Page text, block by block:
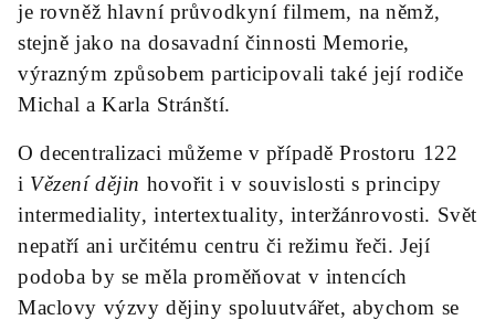
je rovněž hlavní průvodkyní filmem, na němž,
stejně jako na dosavadní činnosti Memorie,
výrazným způsobem participovali také její rodiče
Michal a Karla Stránští.
O decentralizaci můžeme v případě Prostoru 122
i Vězení dějin hovořit i v souvislosti s principy
intermediality, intertextuality, interžánrovosti. Svět
nepatří ani určitému centru či režimu řeči. Její
podoba by se měla proměňovat v intencích
Maclovy výzvy dějiny spoluutvářet, abychom se